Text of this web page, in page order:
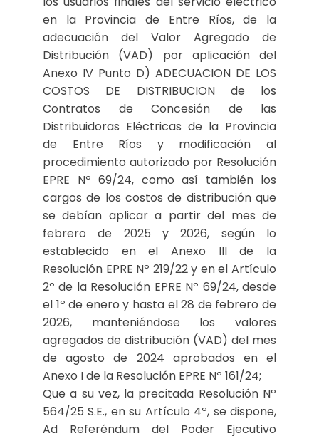
en la Provincia de Entre Ríos, de la
adecuación del Valor Agregado de
Distribución (VAD) por aplicación del
Anexo IV Punto D) ADECUACION DE LOS
COSTOS DE DISTRIBUCION de los
Contratos de Concesión de las
Distribuidoras Eléctricas de la Provincia
de Entre Ríos y modificación al
procedimiento autorizado por Resolución
EPRE Nº 69/24, como así también los
cargos de los costos de distribución que
se debían aplicar a partir del mes de
febrero de 2025 y 2026, según lo
establecido en el Anexo III de la
Resolución EPRE Nº 219/22 y en el Artículo
2º de la Resolución EPRE Nº 69/24, desde
el 1º de enero y hasta el 28 de febrero de
2026, manteniéndose los valores
agregados de distribución (VAD) del mes
de agosto de 2024 aprobados en el
Anexo I de la Resolución EPRE Nº 161/24;
Que a su vez, la precitada Resolución Nº
564/25 S.E., en su Artículo 4º, se dispone,
Ad Referéndum del Poder Ejecutivo